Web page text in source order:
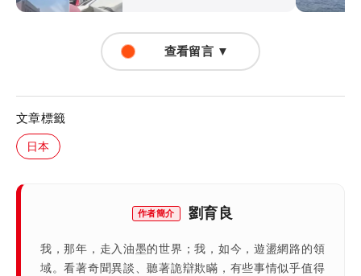
查看留言 ▼
文章標籤
日本
作者簡介 劉育良
我，那年，走入油墨的世界；我，如今，遊盪網路的領
域。看著奇聞異談、聽著詭辯欺瞞，有些事情似乎值得